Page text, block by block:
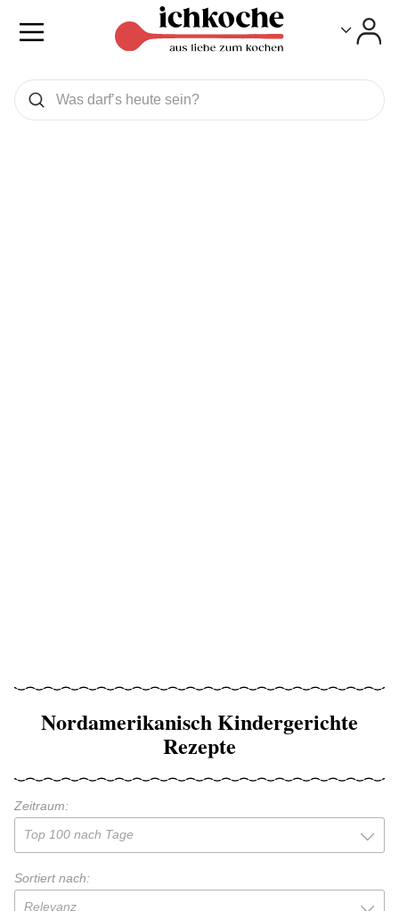
Was wollen Sie suchen
Suchen
Nordamerikanisch Kindergerichte
Rezepte
Zeitraum:
Top 100 nach Tage
Sortiert nach:
Relevanz